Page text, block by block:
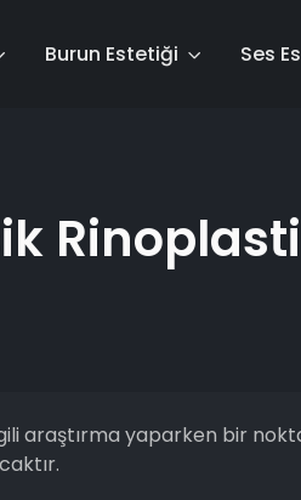
Burun Estetiği Ses
araştırma yaparken bir